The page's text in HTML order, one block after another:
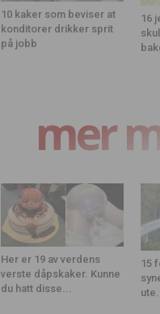
10 kaker som beviser at
konditorer drikker sprit
på jobb
16
mer
Her er 19 av verdens
verste dåpskaker. Kunne
du hatt disse...
15
ute...